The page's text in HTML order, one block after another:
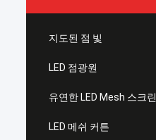
지도된 점 빛
LED 점광원
유연한 LED Mesh 스크린
LED 메쉬 커튼